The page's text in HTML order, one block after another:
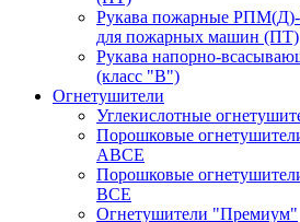
Рукава пожарные
для пожарных машин (ПТ)
Рукава напорно-
(класс "В")
Огнетушители
Углекислотные
Порошковые
АВСЕ
Порошковые
ВСЕ
Огнетушители "Премиум"